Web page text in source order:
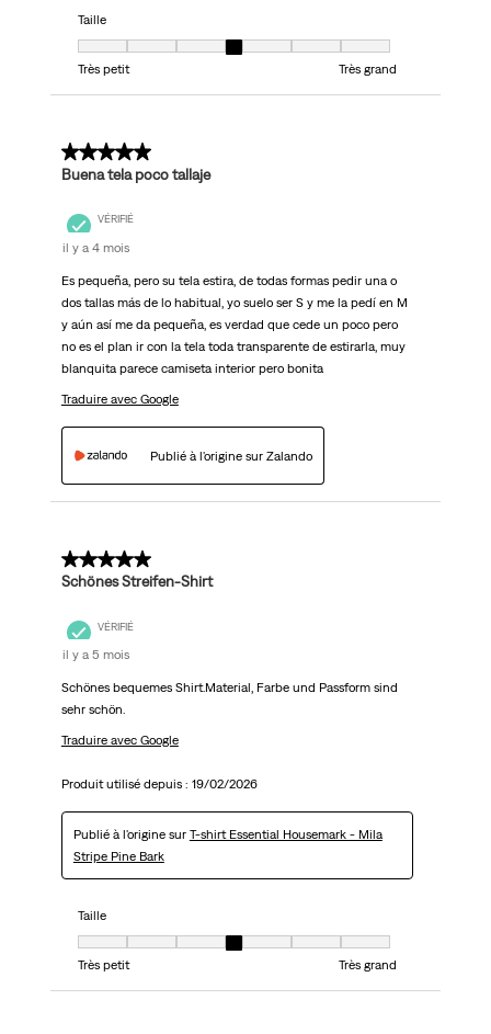
Taille
Taille, 4 sur 7, où 1 est égal à Très petit et 7 est égal à Très grand
Très petit
Très grand
5 sur 5 étoiles.
Buena tela poco tallaje
VÉRIFIÉ
il y a 4 mois
Es pequeña, pero su tela estira, de todas formas pedir una o
dos tallas más de lo habitual, yo suelo ser S y me la pedí en M
y aún así me da pequeña, es verdad que cede un poco pero
no es el plan ir con la tela toda transparente de estirarla, muy
blanquita parece camiseta interior pero bonita
Traduire avec Google
Publié à l'origine sur Zalando
5 sur 5 étoiles.
Schönes Streifen-Shirt
VÉRIFIÉ
il y a 5 mois
Schönes bequemes Shirt.Material, Farbe und Passform sind
sehr schön.
Traduire avec Google
Produit utilisé depuis : 19/02/2026
Publié à l'origine sur T-shirt Essential Housemark - Mila
Stripe Pine Bark
Taille
Taille, 4 sur 7, où 1 est égal à Très petit et 7 est égal à Très grand
Très petit
Très grand